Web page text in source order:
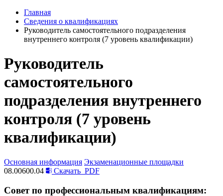
Главная
Сведения о квалификациях
Руководитель самостоятельного подразделения
внутреннего контроля (7 уровень квалификации)
Руководитель
самостоятельного
подразделения внутреннего
контроля (7 уровень
квалификации)
Основная информация Экзаменационные площадки
08.00600.04
Скачать PDF
Совет по профессиональным квалификациям: